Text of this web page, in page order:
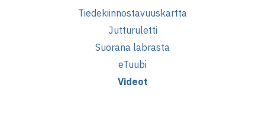
Tiedekiinnostavuuskartta
Jutturuletti
Suorana labrasta
eTuubi
Videot